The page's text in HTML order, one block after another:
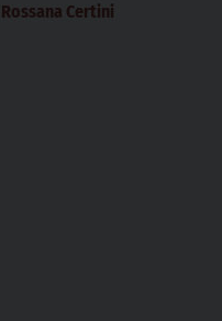
Rossana Certini